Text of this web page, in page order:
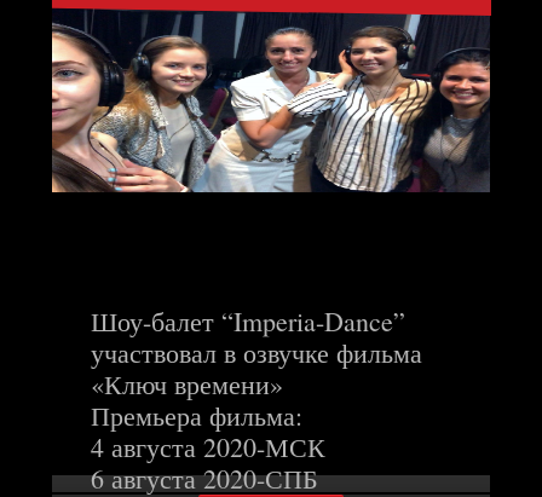
Шоу-балет “Imperia-Dance”
участвовал в озвучке фильма
«Ключ времени»
Премьера фильма:
4 августа 2020-МСК
6 августа 2020-СПБ